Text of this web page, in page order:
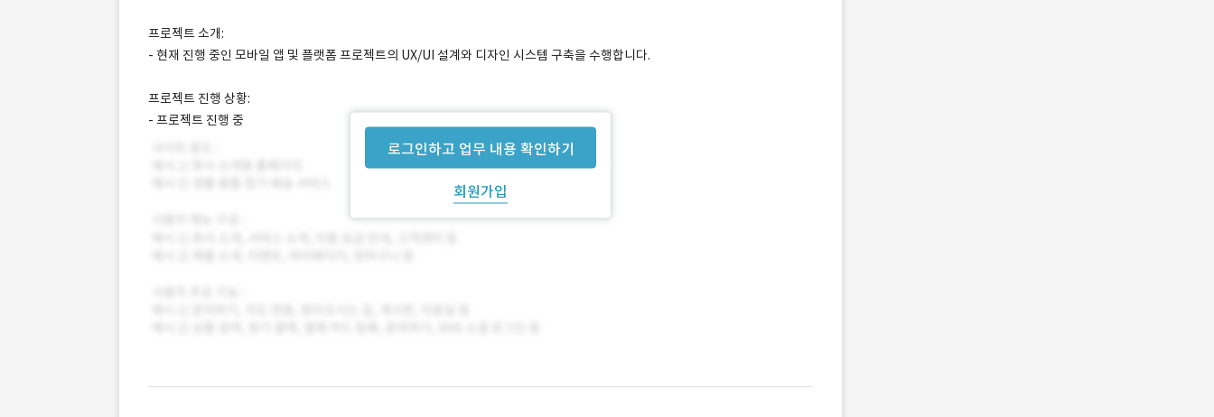
로그인하고 업무 내용 확인하기
회원가입
프로젝트 소개:
- 현재 진행 중인 모바일 앱 및 플랫폼 프로젝트의 UX/UI 설계와 디자인 시스템 구축을 수행합니다.
프로젝트 진행 상황:
- 프로젝트 진행 중